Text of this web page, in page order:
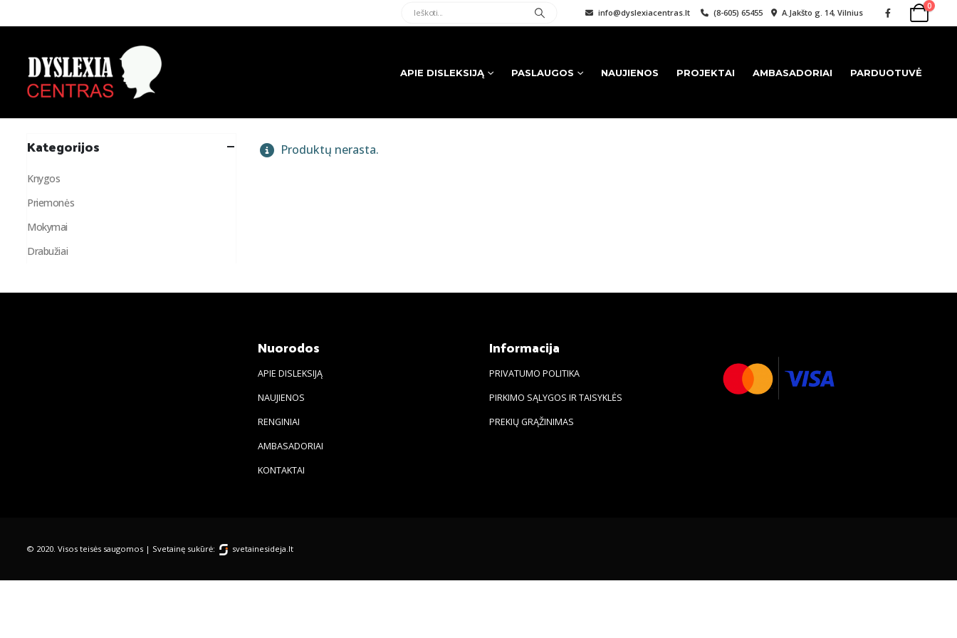
info@dyslexiacentras.lt (8-605) 65455 A.Jakšto g. 14, Vilnius
0
APIE DISLEKSIJĄ PASLAUGOS NAUJIENOS PROJEKTAI AMBASADORIAI PARDUOTUVĖ
Produktų nerasta.
Kategorijos
Knygos
Priemonės
Mokymai
Drabužiai
Nuorodos
APIE DISLEKSIJĄ
NAUJIENOS
RENGINIAI
AMBASADORIAI
KONTAKTAI
Informacija
PRIVATUMO POLITIKA
PIRKIMO SĄLYGOS IR TAISYKLĖS
PREKIŲ GRĄŽINIMAS
© 2020. Visos teisės saugomos | Svetainę sukūrė: svetainesideja.lt